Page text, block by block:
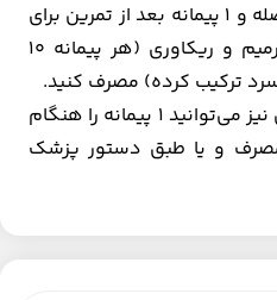
برای حفظ و ساخت عضله و ۱ پیمانه بعد از تمرین برای
سرعت بخشیدن به ترمیم و ریکاوری (هر پیمانه ۱۰
در روزهای غیر تمرینی نیز می‌توانید ۱ پیمانه را هنگام
و یا طبق دستور پزشک